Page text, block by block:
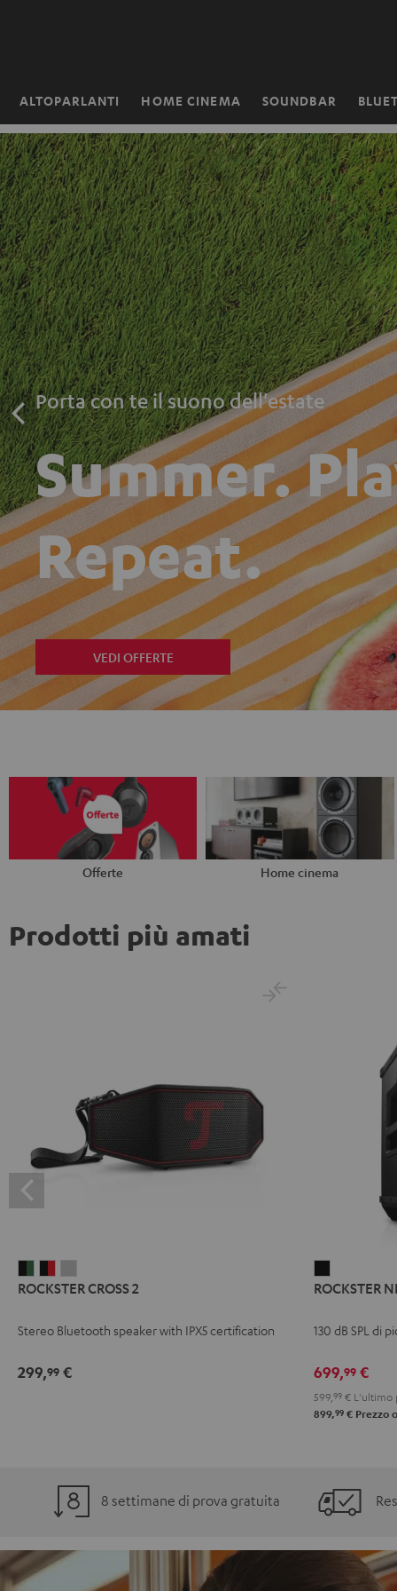
ALTOPARLANTI HOME CINEMA SOUNDBAR
Pagina
iniziale
Porta con te il suono dell'estate
Summer.
Repeat.
VEDI OFFERTE
Offerte Home cinema
Prodotti più amati
CROSS
Black
Green
CROSS
Nero
Rosso
CROSS
Light
ROCKSTER CROSS 2
Stereo Bluetooth speaker with IPX5 certification
299,99 €
NEO
ROCKSTER
130 dB SPL di
699,99€
599, 99€L'ultimo
899,99€Prezzo
8 settimane di prova gratuita